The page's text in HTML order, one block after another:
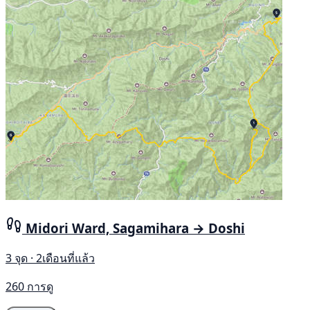
Midori Ward, Sagamihara → Doshi
3 จุด · 2เดือนที่แล้ว
260 การดู